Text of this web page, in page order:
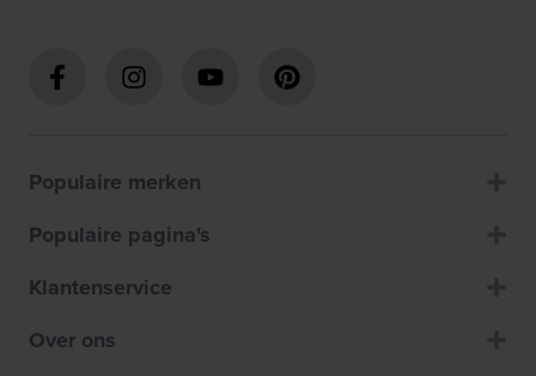
Populaire merken
Populaire pagina's
Klantenservice
Over ons